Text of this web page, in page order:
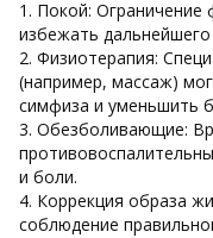
1. Покой: Ограничение
избежать
2. Физиотерапия:
(например, массаж)
симфиза и уменьшить
3. Обезболивающие:
и боли.
4. Коррекция образа
соблюдение